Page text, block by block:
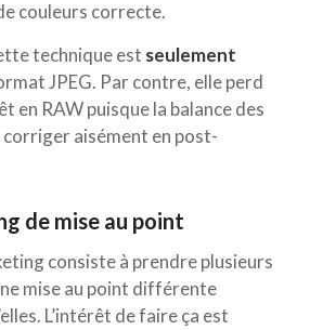
couleurs correcte.
technique est seulement
JPEG. Par contre, elle perd
en RAW puisque la balance des
corriger aisément en post-
de mise au point
consiste à prendre plusieurs
mise au point différente
L’intérêt de faire ça est